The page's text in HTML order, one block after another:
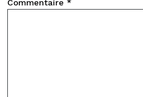
Commentaire *